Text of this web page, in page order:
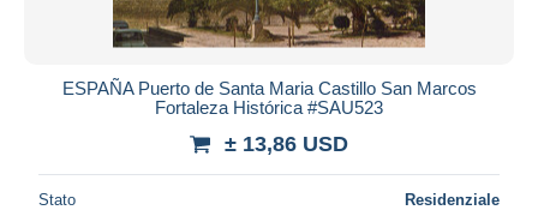
ESPAÑA Puerto de Santa Maria Castillo San Marcos
Fortaleza Histórica #SAU523
± 13,86 USD
Stato Residenziale